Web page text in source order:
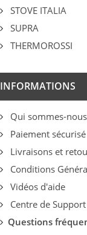
STOVE ITALIA
SUPRA
THERMOROSSI
INFORMATIONS
Qui sommes-
Paiement sécurisé
Livraisons et
Conditions
Vidéos d'aide
Centre de Support
Questions